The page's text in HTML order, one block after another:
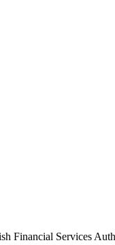
Financial Services